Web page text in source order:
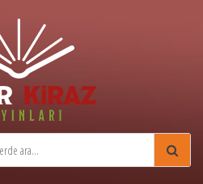
Özer Kiraz kitaplarının resmi satış